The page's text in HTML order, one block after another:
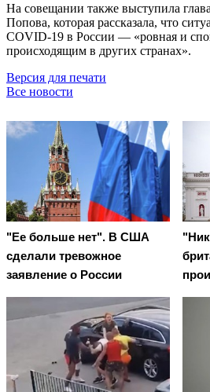
На совещании также выступила
Попова, которая рассказала, что
COVID-19 в России — «ровная и
происходящим в других странах».
Версия для печати
Все новости
"Ее больше нет". В США
сделали тревожное
заявление о России